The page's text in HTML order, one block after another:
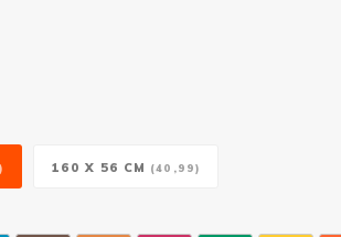
160 X 56 CM (40,99)